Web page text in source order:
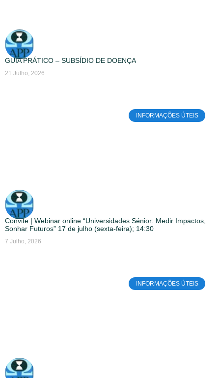
GUIA PRÁTICO – SUBSÍDIO DE DOENÇA
21 Julho, 2026
INFORMAÇÕES ÚTEIS
Convite | Webinar online “Universidades Sénior: Medir Impactos,
Sonhar Futuros” 17 de julho (sexta-feira); 14:30
7 Julho, 2026
INFORMAÇÕES ÚTEIS